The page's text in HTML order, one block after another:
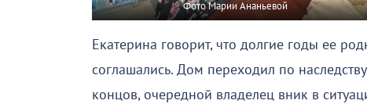
Фото Марии Ананьевой
Екатерина говорит, что долгие годы ее
соглашались. Дом переходил по
концов, очередной владелец вник в